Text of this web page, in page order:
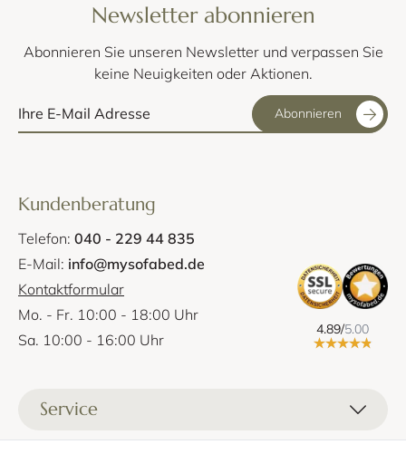
Newsletter abonnieren
Abonnieren Sie unseren Newsletter und verpassen Sie
keine Neuigkeiten oder Aktionen.
Abonnieren
Kundenberatung
Telefon: 040 - 229 44 835
E-Mail: info@mysofabed.de
Kontaktformular
Mo. - Fr. 10:00 - 18:00 Uhr
Sa. 10:00 - 16:00 Uhr
4.89/5.00
Service